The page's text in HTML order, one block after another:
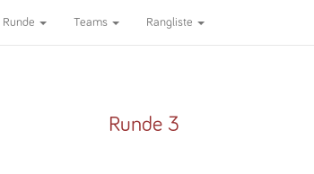
Runde Teams Rangliste
Runde 3